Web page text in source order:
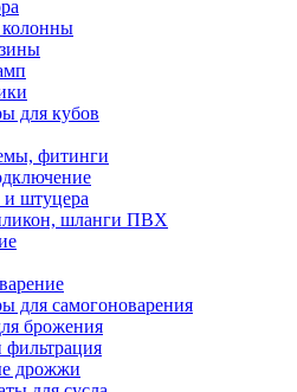
для кубов
фитинги
штуцера
шланги ПВХ
для самогоноварения
брожения
фильтрация
дрожжи